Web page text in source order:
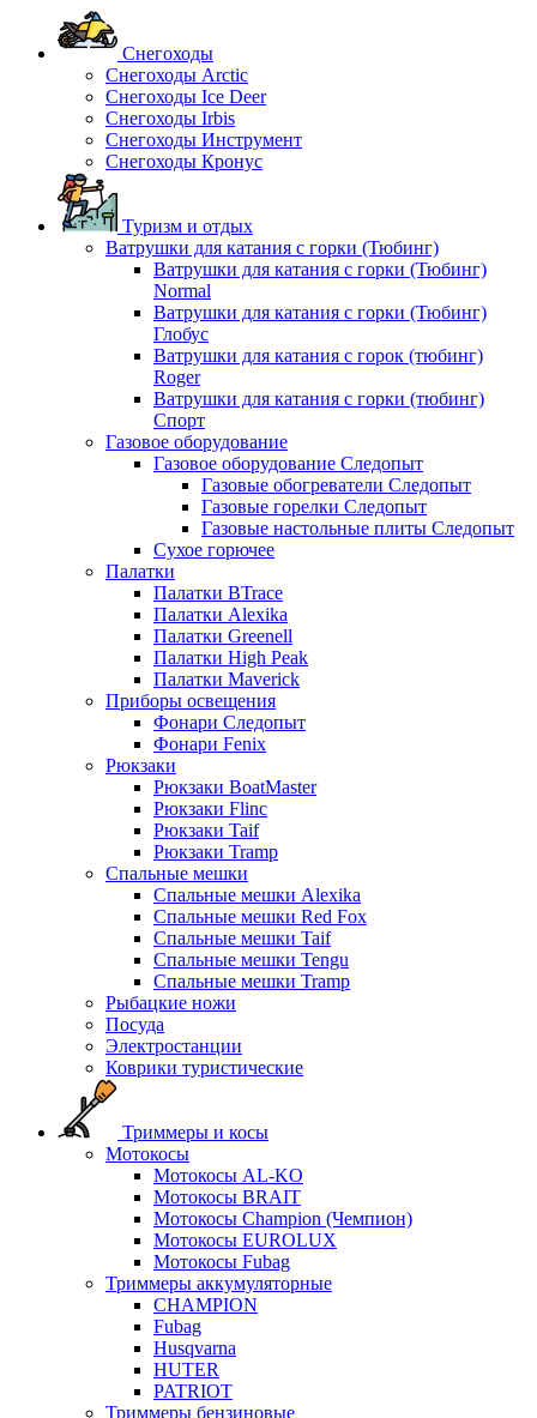
Снегоходы
Снегоходы Arctic
Снегоходы Ice Deer
Снегоходы Irbis
Снегоходы Инструмент
Снегоходы Кронус
Туризм и отдых
Ватрушки для катания с горки (Тюбинг)
Ватрушки для катания с горки (Тюбинг)
Normal
Ватрушки для катания с горки (Тюбинг)
Глобус
Ватрушки для катания с горок (тюбинг)
Roger
Ватрушки для катания с горки (тюбинг)
Спорт
Газовое оборудование
Газовое оборудование Следопыт
Газовые обогреватели Следопыт
Газовые горелки Следопыт
Газовые настольные плиты Следопыт
Сухое горючее
Палатки
Палатки BTrace
Палатки Alexika
Палатки Greenell
Палатки High Peak
Палатки Maverick
Приборы освещения
Фонари Следопыт
Фонари Fenix
Рюкзаки
Рюкзаки BoatMaster
Рюкзаки Flinc
Рюкзаки Taif
Рюкзаки Tramp
Спальные мешки
Спальные мешки Alexika
Спальные мешки Red Fox
Спальные мешки Taif
Спальные мешки Tengu
Спальные мешки Tramp
Рыбацкие ножи
Посуда
Электростанции
Коврики туристические
Триммеры и косы
Мотокосы
Мотокосы AL-KO
Мотокосы BRAIT
Мотокосы Champion (Чемпион)
Мотокосы EUROLUX
Мотокосы Fubag
Триммеры аккумуляторные
CHAMPION
Fubag
Husqvarna
HUTER
PATRIOT
Триммеры бензиновые